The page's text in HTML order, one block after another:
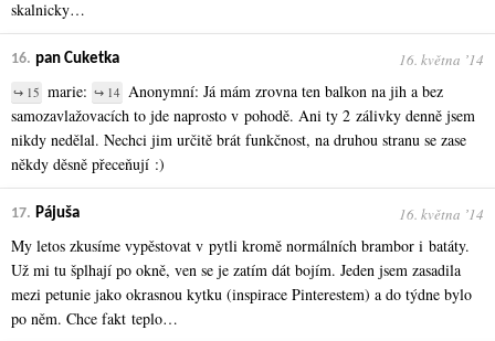
skalnicky…
16. pan Cuketka 16. května ʼ14
↪ 15 marie: ↪ 14 Anonymní: Já mám zrovna ten balkon na jih a bez
samozavlažovacích to jde naprosto v pohodě. Ani ty 2 zálivky denně jsem
nikdy nedělal. Nechci jim určitě brát funkčnost, na druhou stranu se zase
někdy děsně přeceňují :)
17. Pájuša 16. května ʼ14
My letos zkusíme vypěstovat v pytli kromě normálních brambor i batáty.
Už mi tu šplhají po okně, ven se je zatím dát bojím. Jeden jsem zasadila
mezi petunie jako okrasnou kytku (inspirace Pinterestem) a do týdne bylo
po něm. Chce fakt teplo…